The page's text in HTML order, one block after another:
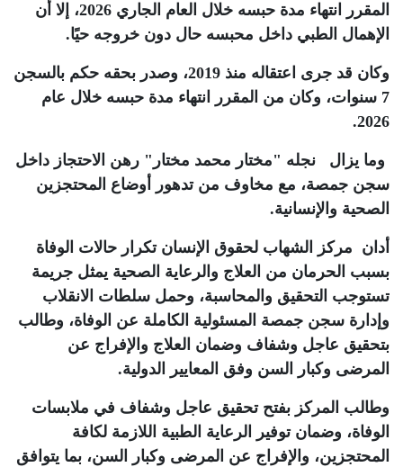
المقرر انتهاء مدة حبسه خلال العام الجاري 2026، إلا أن
الإهمال الطبي داخل محبسه حال دون خروجه حيًا.
وكان قد جرى اعتقاله منذ 2019، وصدر بحقه حكم بالسجن
7 سنوات، وكان من المقرر انتهاء مدة حبسه خلال عام
2026
.
وما يزال
نجله "مختار محمد مختار" رهن الاحتجاز داخل
سجن جمصة، مع مخاوف من تدهور أوضاع المحتجزين
الصحية والإنسانية.
أدان مركز الشهاب لحقوق الإنسان تكرار حالات الوفاة
بسبب الحرمان من العلاج والرعاية الصحية يمثل جريمة
تستوجب التحقيق والمحاسبة، وحمل سلطات الانقلاب
وإدارة سجن جمصة المسئولية الكاملة عن الوفاة، وطالب
بتحقيق عاجل وشفاف وضمان العلاج والإفراج عن
المرضى وكبار السن وفق المعايير الدولية.
وطالب المركز بفتح تحقيق عاجل وشفاف في ملابسات
الوفاة، وضمان توفير الرعاية الطبية اللازمة لكافة
المحتجزين، والإفراج عن المرضى وكبار السن، بما يتوافق